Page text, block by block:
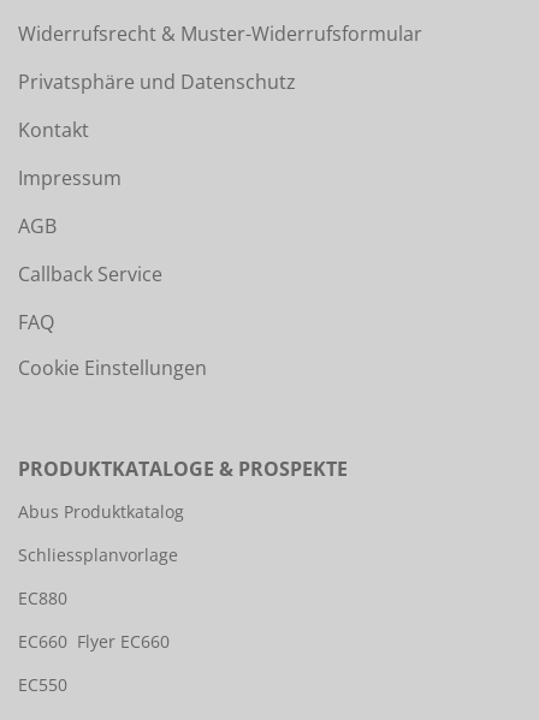
Widerrufsrecht & Muster-Widerrufsformular
Privatsphäre und Datenschutz
Kontakt
Impressum
AGB
Callback Service
FAQ
Cookie Einstellungen
PRODUKTKATALOGE & PROSPEKTE
Abus Produktkatalog
Schliessplanvorlage
EC880
EC660 Flyer EC660
EC550